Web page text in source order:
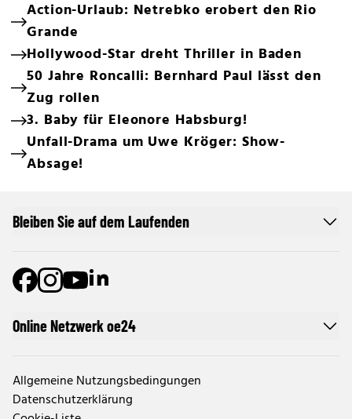
Action-Urlaub: Netrebko erobert den Rio
Grande
Hollywood-Star dreht Thriller in Baden
50 Jahre Roncalli: Bernhard Paul lässt den
Zug rollen
3. Baby für Eleonore Habsburg!
Unfall-Drama um Uwe Kröger: Show-
Absage!
Online Netzwerk oe24
Allgemeine Nutzungsbedingungen
Datenschutzerklärung
Bleiben Sie auf dem Laufenden